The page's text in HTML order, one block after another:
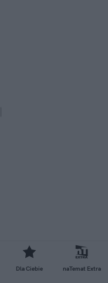
Dla Ciebie naTemat Extra